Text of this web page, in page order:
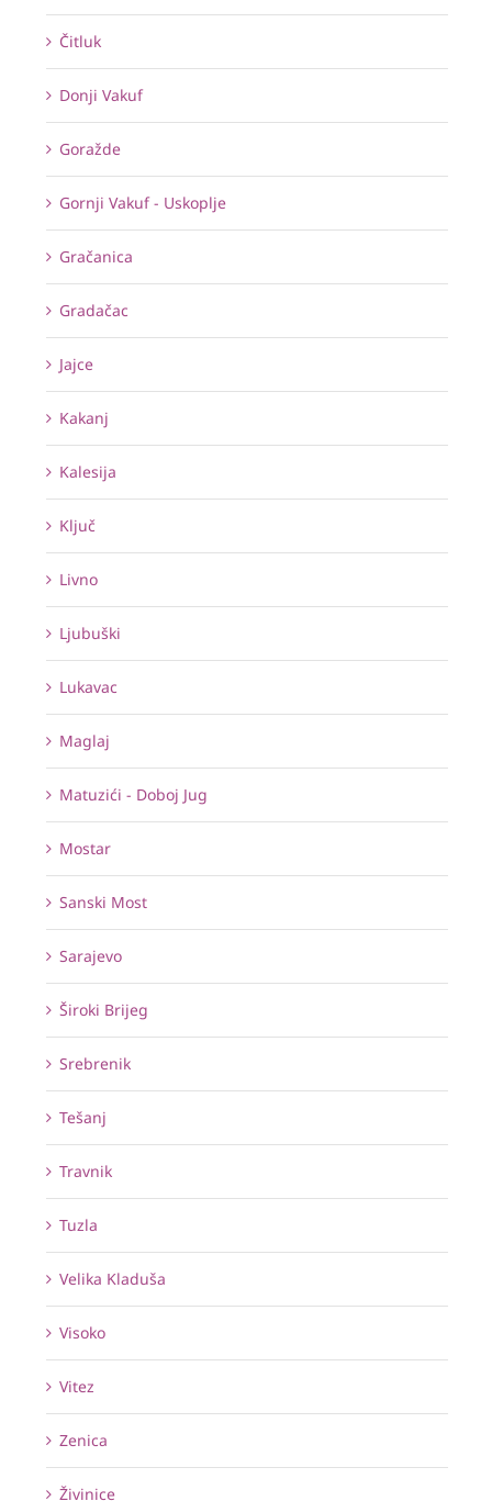
Čitluk
Donji Vakuf
Goražde
Gornji Vakuf - Uskoplje
Gračanica
Gradačac
Jajce
Kakanj
Kalesija
Ključ
Livno
Ljubuški
Lukavac
Maglaj
Matuzići - Doboj Jug
Mostar
Sanski Most
Sarajevo
Široki Brijeg
Srebrenik
Tešanj
Travnik
Tuzla
Velika Kladuša
Visoko
Vitez
Zenica
Živinice